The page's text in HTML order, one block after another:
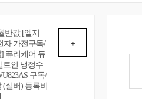
반값 [엘지
자 가전구독/
퓨리케어 듀
트인 냉정수
구독/
(실버) 등록비
+